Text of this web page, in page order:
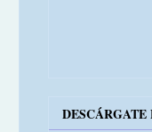
DESCÁRGATE